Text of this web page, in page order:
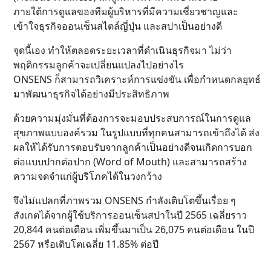
ภายใต้การดูแลของทีมผู้บริหารที่มีความเชี่ยวชาญและ
เข้าใจธุรกิจออนเซ็นสไตล์ญี่ปุ่น และสปาเป็นอย่างดี
จุดนี้เอง ทำให้ตลอดระยะเวลาที่ดำเนินธุรกิจมา ไม่ว่า
พฤติกรรมลูกค้าจะเปลี่ยนแปลงไปอย่างไร
ONSENS ก็สามารถวิเคราะห์การแข่งขัน เพื่อกำหนดกลยุทธ์
มาพัฒนาธุรกิจได้อย่างมีประสิทธิภาพ
ด้วยความมุ่งมั่นที่ต้องการจะมอบประสบการณ์ในการดูแล
สุขภาพแบบองค์รวม ในรูปแบบที่ทุกคนสามารถเข้าถึงได้ ส่ง
ผลให้ได้รับการตอบรับจากลูกค้าเป็นอย่างดีจนเกิดการบอก
ต่อแบบปากต่อปาก (Word of Mouth) และสามารถสร้าง
ความจดจำแก่ผู้บริโภคได้ในวงกว้าง
จึงไม่แปลกที่ภาพรวม ONSENS กำลังเติบโตขึ้นเรื่อย ๆ
สังเกตได้จากผู้ใช้บริการออนเซ็นสปาในปี 2565 เฉลี่ยราว
20,844 คนต่อเดือน เพิ่มขึ้นมาเป็น 26,075 คนต่อเดือน ในปี
2567 หรือเติบโตเฉลี่ย 11.85% ต่อปี